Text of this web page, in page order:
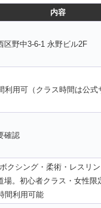
内容
区野中3-6-1 永野ビル2F
利用可（クラス時間は公式
確認
クシング・柔術・レスリ
場。初心者クラス・女性限
間利用可能